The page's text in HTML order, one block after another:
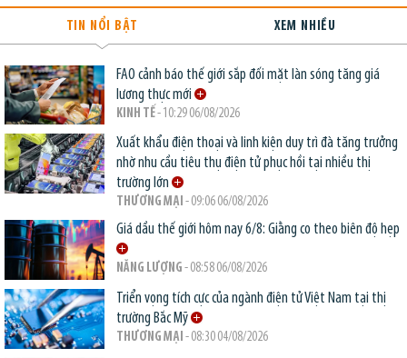
TIN NỔI BẬT XEM NHIỀU
FAO cảnh báo thế giới sắp đối mặt làn sóng tăng giá
lương thực mới
KINH TẾ- 10:29 06/08/2026
Xuất khẩu điện thoại và linh kiện duy trì đà tăng trưởng
nhờ nhu cầu tiêu thụ điện tử phục hồi tại nhiều thị
trường lớn
THƯƠNG MẠI - 09:06 06/08/2026
Giá dầu thế giới hôm nay 6/8: Giằng co theo biên độ hẹp
NĂNG LƯỢNG - 08:58 06/08/2026
Triển vọng tích cực của ngành điện tử Việt Nam tại thị
trường Bắc Mỹ
THƯƠNG MẠI - 08:30 04/08/2026